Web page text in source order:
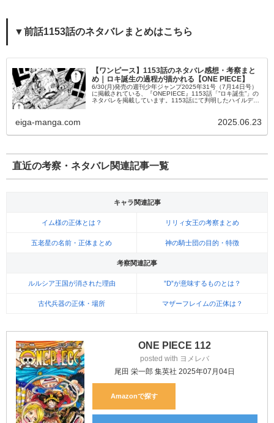
▼前話1153話のネタバレまとめはこちら
【ワンピース】1153話のネタバレ感想・考察まと
め｜ロキ誕生の過程が描かれる【ONE PIECE】
6/30(月)発売の週刊少年ジャンプ2025年31号（7月14日号）
に掲載されている、『ONEPIECE』1153話「”ロキ誕生”」の
ネタバレを掲載しています。1153話にて判明したハイルディ
eiga-manga.com 2025.06.23
直近の考察・ネタバレ関連記事一覧
キャラ関連記事
イム様の正体とは？ リリィ女王の考察まとめ
五老星の名前・正体まとめ 神の騎士団の目的・特徴
考察関連記事
ルルシア王国が消された理由 ”D”が意味するものとは？
古代兵器の正体・場所 マザーフレイムの正体は？
ONE PIECE 112
posted with ヨメレバ
尾田 栄一郎 集英社 2025年07月04日
Amazon